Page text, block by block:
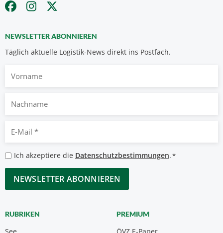
NEWSLETTER ABONNIEREN
Täglich aktuelle Logistik-News direkt ins Postfach.
Vorname
Nachname
Mail
*
Datenschutzbestimmungen
*
Ich akzeptiere die Datenschutzbestimmungen.*
CAPTCHA
RUBRIKEN PREMIUM